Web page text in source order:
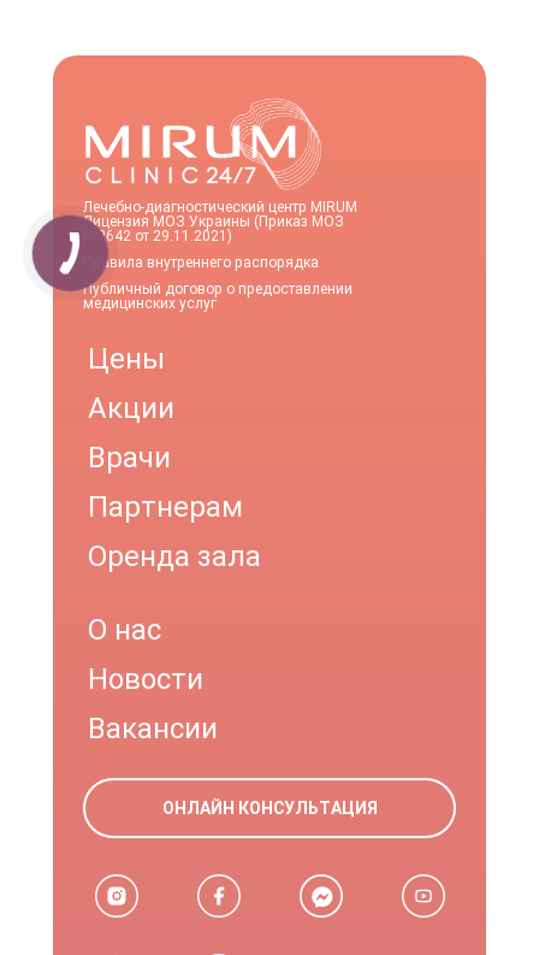
Лечебно-диагностический центр MIRUM
Лицензия МОЗ Украины (Приказ МОЗ
№2642 от 29.11.2021)
Правила внутреннего распорядка
Публичный договор о предоставлении
медицинских услуг
Цены
Акции
Врачи
Партнерам
Оренда зала
О нас
Новости
Вакансии
ОНЛАЙН КОНСУЛЬТАЦИЯ